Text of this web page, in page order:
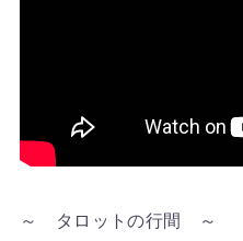
～ タロットの行間 ～